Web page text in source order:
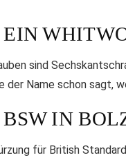
EIN
sind
der Name schon sagt,
IN
für British